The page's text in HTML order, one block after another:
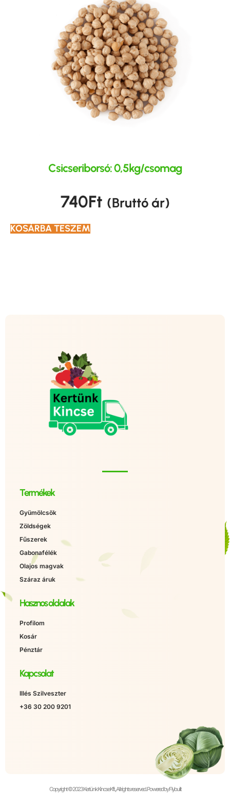
Csicseriborsó: 0,5kg/csomag
740Ft (Bruttó ár)
KOSÁRBA TESZEM
Termékek
Gyümölcsök
Zöldségek
Fűszerek
Gabonafélék
Olajos magvak
Száraz áruk
Hasznos oldalak
Profilom
Kosár
Pénztár
Kapcsolat
Illés Szilveszter
+36 30 200 9201
Copyright © 2023 Kertünk Kincse Kft., All rights reserved. Powered by Flybuilt